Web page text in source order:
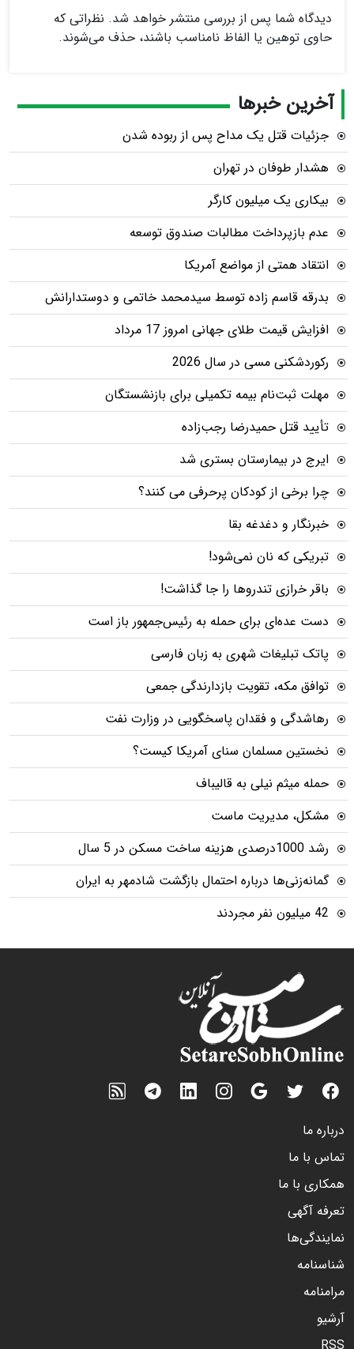
دیدگاه شما پس از بررسی منتشر خواهد شد. نظراتی که
حاوی توهین یا الفاظ نامناسب باشند، حذف می‌شوند.
آخرین خبرها
جزئیات قتل یک مداح پس از ربوده شدن
هشدار طوفان در تهران
بیکاری یک میلیون کارگر
عدم بازپرداخت مطالبات صندوق توسعه
انتقاد همتی از مواضع آمریکا
بدرقه قاسم زاده توسط سیدمحمد خاتمی و دوستدارانش
افزایش قیمت طلای جهانی امروز 17 مرداد
رکوردشکنی مسی در سال 2026
مهلت ثبت‌نام بیمه تکمیلی برای بازنشستگان
تأیید قتل حمیدرضا رجب‌زاده
ایرج در بیمارستان بستری شد
چرا برخی از کودکان پرحرفی می کنند؟
خبرنگار و دغدغه بقا
تبریکی که نان نمی‌شود!
باقر خرازی تندروها را جا گذاشت!
دست عده‌ای برای حمله به رئیس‌جمهور باز است
پاتک تبلیغات شهری به زبان فارسی
توافق مکه، تقویت بازدارندگی جمعی
رهاشدگی و فقدان پاسخگویی در وزارت نفت
نخستین مسلمان سنای آمریکا کیست؟
حمله میثم نیلی به قالیباف
مشکل، مدیریت ماست
رشد 1000درصدی هزینه ساخت مسکن در 5 سال
گمانه‌زنی‌ها درباره احتمال بازگشت شادمهر به ایران
42 میلیون نفر مجردند
درباره ما
تماس با ما
همکاری با ما
تعرفه آگهی
نمایندگی‌ها
شناسنامه
مرامنامه
آرشیو